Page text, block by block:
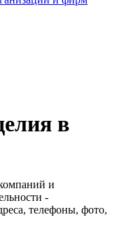
в
и
-
телефоны, фото,